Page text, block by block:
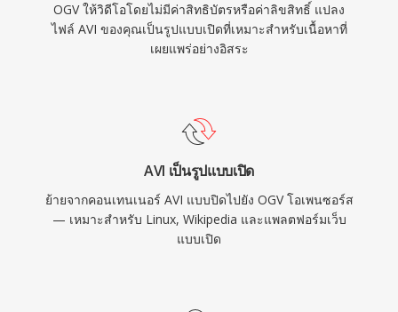
และ AV1 จะเข้ามาแทนที่ OGV ในภูมิทัศน์วิดีโอโอ
เพนซอร์สเป็นส่วนใหญ่แล้ว แต่รูปแบบนี้ยังคงมีอยู่
OGV ให้วิดีโอโดยไม่มีค่าสิทธิบัตรหรือค่าลิขสิทธิ์ แปลง
ไฟล์ AVI ของคุณเป็นรูปแบบเปิดที่เหมาะสำหรับเนื้อหาที่
เผยแพร่อย่างอิสระ
AVI เป็นรูปแบบเปิด
ย้ายจากคอนเทนเนอร์ AVI แบบปิดไปยัง OGV โอเพนซอร์ส
— เหมาะสำหรับ Linux, Wikipedia และแพลตฟอร์มเว็บ
แบบเปิด